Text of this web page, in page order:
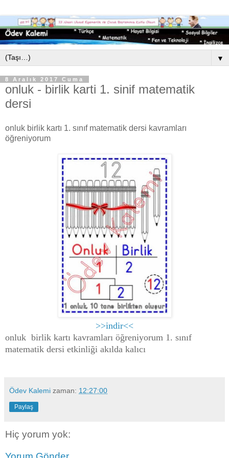
▼
8 Aralık 2017 Cuma
onluk - birlik karti 1. sinif matematik
dersi
onluk birlik kartı 1. sınıf matematik dersi kavramları
öğreniyorum
>>indir<<
onluk birlik kartı kavramları öğreniyorum 1. sınıf
matematik dersi etkinliği akılda kalıcı
Ödev Kalemi zaman: 12:27:00
Paylaş
Hiç yorum yok: